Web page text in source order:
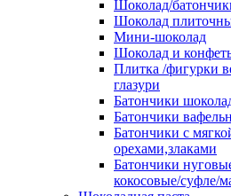
Шоколад/
Шоколад
Мини-шоколад
Шоколад и
Плитка /фигурки
глазури
Батончики
Батончики
Батончики с
орехами,злаками
Батончики
кокосовые/суфле/